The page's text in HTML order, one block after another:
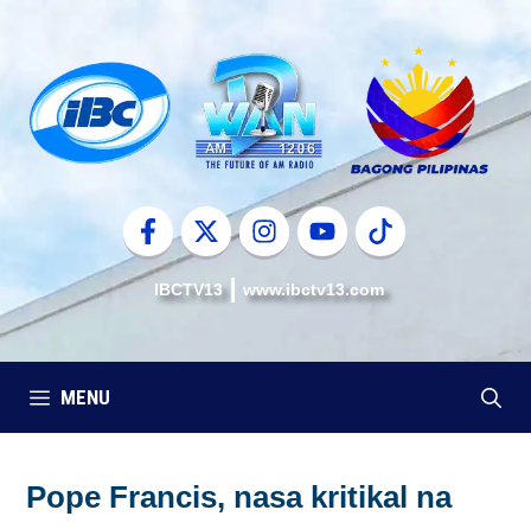
content
IBCTV13 www.ibctv13.com
MENU
Pope Francis, nasa kritikal na